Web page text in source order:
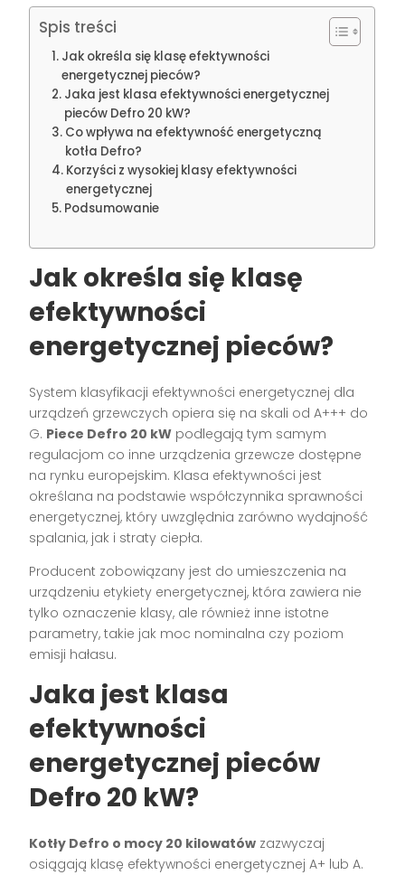
Spis treści
Jak określa się klasę efektywności
energetycznej pieców?
Jaka jest klasa efektywności energetycznej
pieców Defro 20 kW?
Co wpływa na efektywność energetyczną
kotła Defro?
Korzyści z wysokiej klasy efektywności
energetycznej
Podsumowanie
Jak określa się klasę
efektywności
energetycznej pieców?
System klasyfikacji efektywności energetycznej dla
urządzeń grzewczych opiera się na skali od A+++ do
G. Piece Defro 20 kW podlegają tym samym
regulacjom co inne urządzenia grzewcze dostępne
na rynku europejskim. Klasa efektywności jest
określana na podstawie współczynnika sprawności
energetycznej, który uwzględnia zarówno wydajność
spalania, jak i straty ciepła.
Producent zobowiązany jest do umieszczenia na
urządzeniu etykiety energetycznej, która zawiera nie
tylko oznaczenie klasy, ale również inne istotne
parametry, takie jak moc nominalna czy poziom
emisji hałasu.
Jaka jest klasa
efektywności
energetycznej pieców
Defro 20 kW?
Kotły Defro o mocy 20 kilowatów zazwyczaj
osiągają klasę efektywności energetycznej A+ lub A.